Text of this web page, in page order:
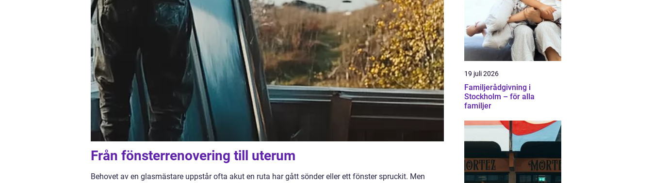
Från fönsterrenovering till uterum
Behovet av en glasmästare uppstår ofta akut en ruta har gått sönder eller ett fönster spruckit. Men
19 juli 2026
Familjerådgivning i
Stockholm – för alla
familjer